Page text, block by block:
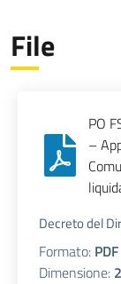
File
PO
–
Decreto del
Formato: PDF
Dimensione: